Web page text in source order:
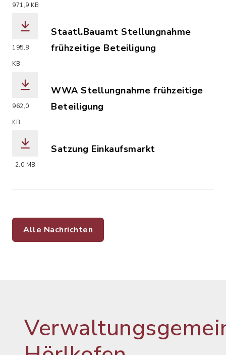
971,9 KB
195,8
KB
Staatl.Bauamt Stellungnahme
frühzeitige Beteiligung
962,0
KB
WWA Stellungnahme frühzeitige
Beteiligung
2,0 MB
Satzung Einkaufsmarkt
Alle Nachrichten